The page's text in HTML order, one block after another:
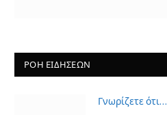
ΡΟΗ ΕΙΔΗΣΕΩΝ
Γνωρίζετε ότι…